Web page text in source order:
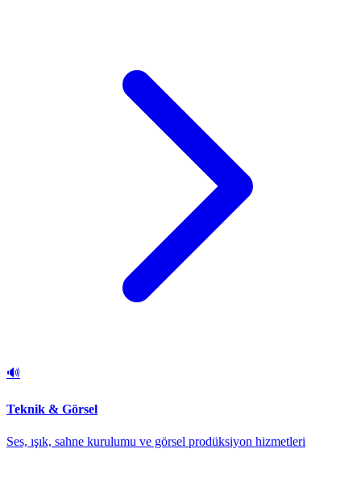
🔊
Teknik & Görsel
Ses, ışık, sahne kurulumu ve görsel prodüksiyon hizmetleri